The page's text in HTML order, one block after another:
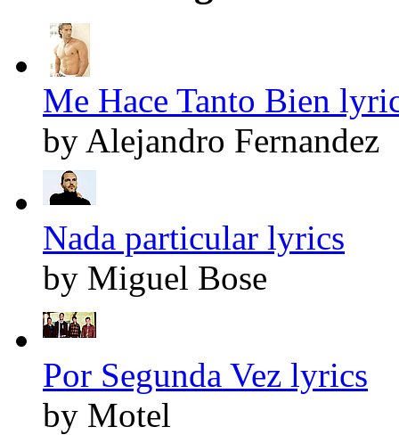
Me Hace Tanto Bien
by Alejandro Fernandez
Nada particular lyrics
by Miguel Bose
Por Segunda Vez lyrics
by Motel